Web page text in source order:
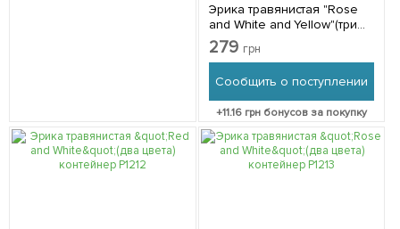
Эрика травянистая "Rose
and White and Yellow"(три
цвета) контейнер P12 3 шт в
упаковке
279 грн
Сообщить о поступлении
+11.16 грн бонусов за покупку